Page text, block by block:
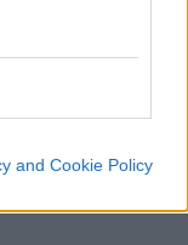
and Cookie Policy
Ceuta e
negli